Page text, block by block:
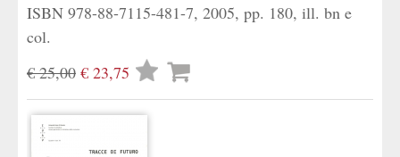
ISBN 978-88-7115-481-7, 2005, pp. 180, ill. bn e
col.
€ 25,00 € 23,75 Lista
desideri